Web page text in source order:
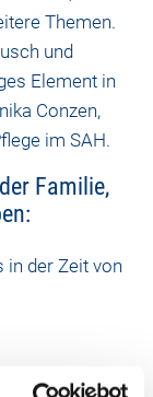
Themen.
und
Element in
Conzen,
im SAH.
Familie,
der Zeit von